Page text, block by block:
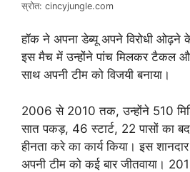
स्रोत: cincyjungle.com
हॉक ने अपना डेब्यू अपने विरोधी ओढ़ने
इस मैच में उन्होंने पांच मिलकर टैकल
साथ अपनी टीम को विजयी बनाया।
2006 से 2010 तक, उन्होंने 510
सात पकड़, 46 स्टार्ट, 22 पासों का
हीनता करे का कार्य किया। इस
अपनी टीम को कई बार जीतवाया।